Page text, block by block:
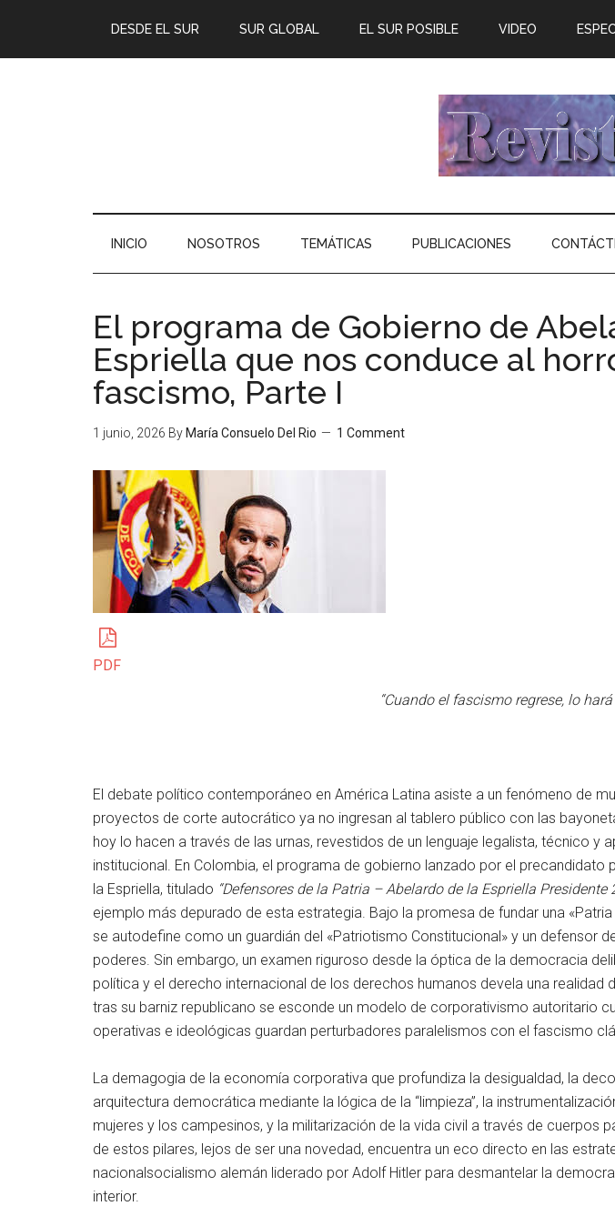
DESDE EL SUR SUR GLOBAL EL SUR POSIBLE VIDEO
INICIO NOSOTROS TEMÁTICAS PUBLICACIONES
El programa de Gobierno de
Espriella que nos conduce al
fascismo, Parte I
1 junio, 2026 By María Consuelo Del Rio 1 Comment
PDF
“Cuando el fascismo regrese, lo
El debate político contemporáneo en América Latina asiste a un fenómeno de
proyectos de corte autocrático ya no ingresan al tablero público con las
hoy lo hacen a través de las urnas, revestidos de un lenguaje legalista, técnico y
institucional. En Colombia, el programa de gobierno lanzado por el precandidato
la Espriella, titulado “Defensores de la Patria – Abelardo de la Espriella Presidente
ejemplo más depurado de esta estrategia. Bajo la promesa de fundar una
se autodefine como un guardián del «Patriotismo Constitucional» y un defensor
poderes. Sin embargo, un examen riguroso desde la óptica de la democracia
política y el derecho internacional de los derechos humanos devela una realidad
tras su barniz republicano se esconde un modelo de corporativismo autoritario
operativas e ideológicas guardan perturbadores paralelismos con el fascismo
La demagogia de la economía corporativa que profundiza la desigualdad, la
arquitectura democrática mediante la lógica de la “limpieza”, la
mujeres y los campesinos, y la militarización de la vida civil a través de cuerpos
de estos pilares, lejos de ser una novedad, encuentra un eco directo en las
nacionalsocialismo alemán liderado por Adolf Hitler para desmantelar la
interior.